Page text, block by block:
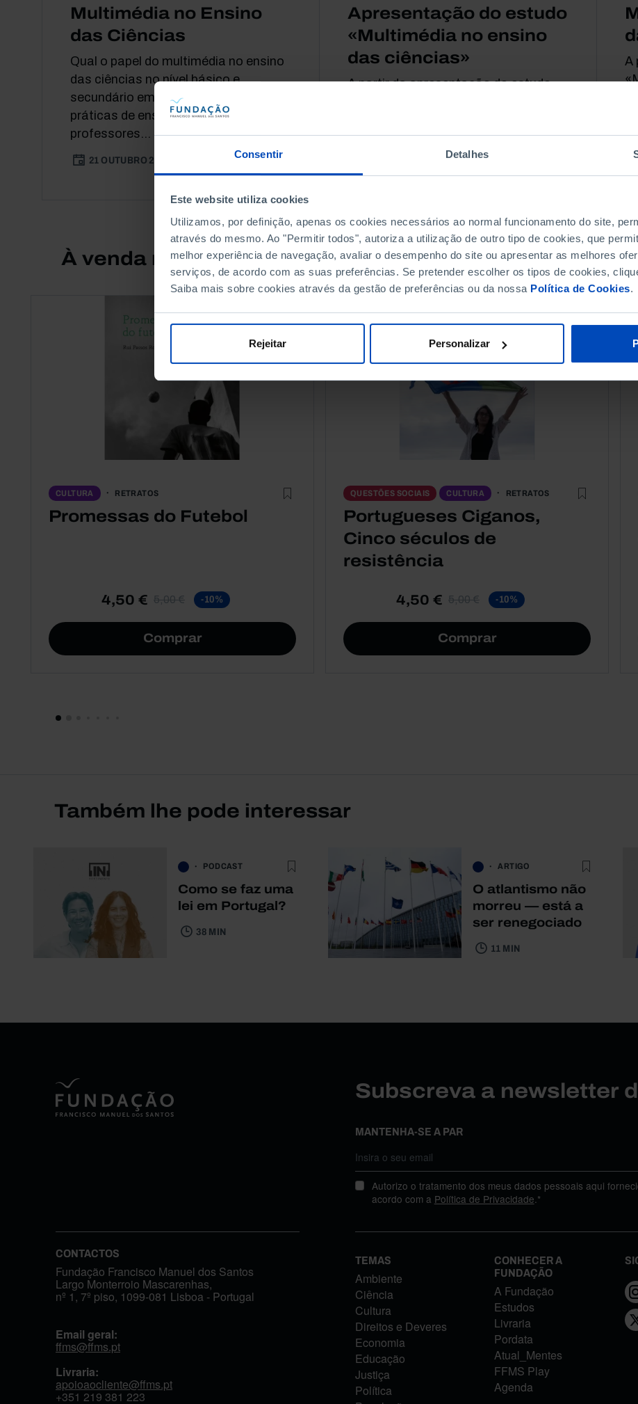
Consentir Detalhes
Este website utiliza cookies
Utilizamos, por definição, apenas os cookies necessários ao normal funcionamento do site,
através do mesmo. Ao "Permitir todos", autoriza a utilização de outro tipo de cookies, que
melhor experiência de navegação, avaliar o desempenho do site ou apresentar as melhores
serviços, de acordo com as suas preferências. Se pretender escolher os tipos de cookies,
Saiba mais sobre cookies através da gestão de preferências ou da nossa Política de Cookies.
Rejeitar Personalizar
Multimédia no Ensino
das Ciências
Qual o papel do multimédia no ensino
das ciências no nível básico e
secundário em Portugal? Quais as
práticas de ensino seguidas pelos
professores...
21 OUTUBRO 2015
Apresentação do estudo
«Multimédia no ensino
das ciências»
A partir da apresentação do estudo
nesta área nos últimos anos, dois...
A
À venda na Livraria
CULTURA RETRATOS
Promessas do Futebol
4,50 € 5,00 € -10%
Comprar
QUESTÕES SOCIAIS CULTURA RETRATOS
Portugueses Ciganos,
Cinco séculos de
resistência
4,50 € 5,00 € -10%
Comprar
Também lhe pode interessar
PODCAST
Como se faz uma
lei em Portugal?
38 MIN
ARTIGO
O atlantismo não
morreu — está a
ser renegociado
11 MIN
Subscreva a newsletter
MANTENHA-SE A PAR
Autorizo o tratamento dos meus dados pessoais aqui
acordo com a Política de Privacidade .*
CONTACTOS
Fundação Francisco Manuel dos Santos
Largo Monterroio Mascarenhas,
nº 1, 7º piso, 1099-081 Lisboa - Portugal
Email geral:
ffms@ffms.pt
Livraria:
apoioaocliente@ffms.pt
+351 219 381 223
TEMAS
Ambiente
Ciência
Cultura
Direitos e Deveres
Economia
Educação
Justiça
Política
CONHECER A
FUNDAÇÃO
A Fundação
Estudos
Livraria
Pordata
Atual_Mentes
FFMS Play
Agenda